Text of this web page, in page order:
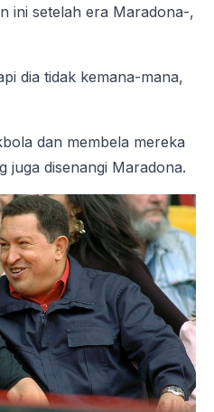
ini setelah era Maradona-,
dia tidak kemana-mana,
dan membela mereka
juga disenangi Maradona.